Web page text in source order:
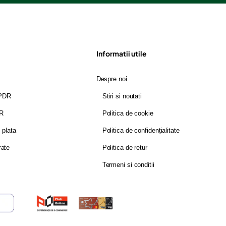
plata
Informatii utile
Despre noi
Stiri si noutati
Politica de cookie
Politica de confidențialitate
Politica de retur
Termeni si conditii